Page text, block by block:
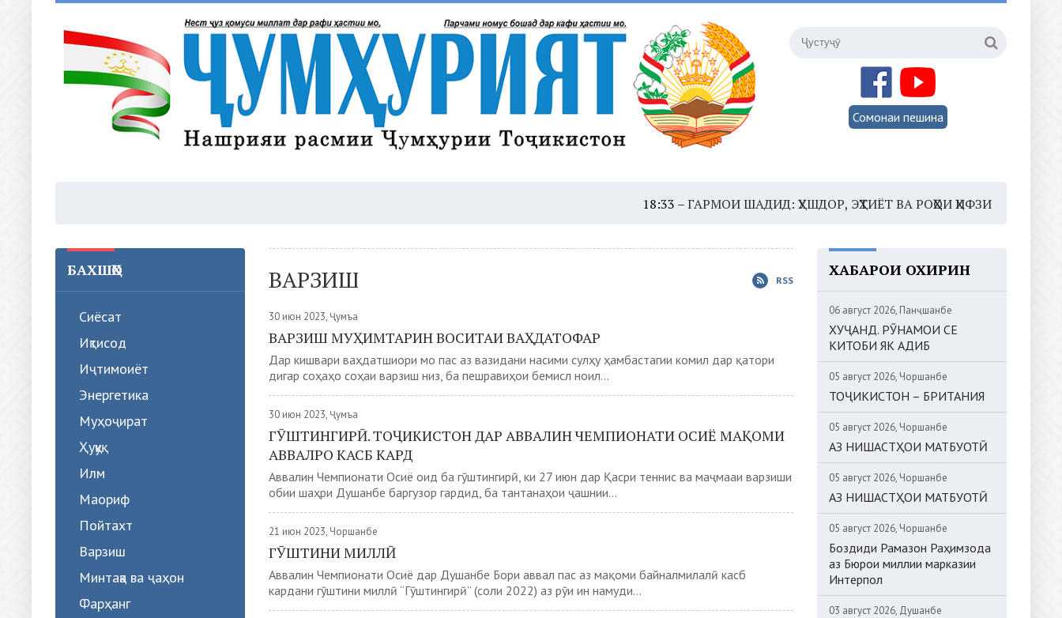
Сомонаи пешина
ГАРМОИ ШАДИД: ҲУШДОР, ЭҲТИЁТ ВА РОҲҲОИ ҲИФЗИ САЛОМАТӢ
БАХШҲО
Сиёсат
Иқтисод
Иҷтимоиёт
Энергетика
Муҳоҷират
Ҳуқуқ
Илм
Маориф
Пойтахт
Варзиш
Минтақа ва ҷаҳон
Фарҳанг
ВАРЗИШ RSS
30 июн 2023, Ҷумъа
ВАРЗИШ МУҲИМТАРИН ВОСИТАИ ВАҲДАТОФАР
Дар кишвари ваҳдатшиори мо пас аз вазидани насими сулҳу ҳамбастагии комил дар қатори
дигар соҳаҳо соҳаи варзиш низ, ба пешравиҳои бемисл ноил...
30 июн 2023, Ҷумъа
ГӮШТИНГИРӢ. ТОҶИКИСТОН ДАР АВВАЛИН ЧЕМПИОНАТИ ОСИЁ МАҚОМИ
АВВАЛРО КАСБ КАРД
Аввалин Чемпионати Осиё оид ба гӯштингирӣ, ки 27 июн дар Қасри теннис ва маҷмааи варзиши
обии шаҳри Душанбе баргузор гардид, ба тантанаҳои ҷашнии...
21 июн 2023, Чоршанбе
ГӮШТИНИ МИЛЛӢ
Аввалин Чемпионати Осиё дар Душанбе Бори аввал пас аз мақоми байналмилалӣ касб
кардани гӯштини миллӣ “Гӯштингирӣ” (соли 2022) аз рӯи ин намуди...
ХАБАРҲОИ ОХИРИН
06 август 2026, Панҷшанбе
ХУҶАНД. РӮНАМОИ СЕ
КИТОБИ ЯК АДИБ
05 август 2026, Чоршанбе
ТОҶИКИСТОН – БРИТАНИЯ
05 август 2026, Чоршанбе
АЗ НИШАСТҲОИ МАТБУОТӢ
05 август 2026, Чоршанбе
АЗ НИШАСТҲОИ МАТБУОТӢ
05 август 2026, Чоршанбе
Боздиди Рамазон Раҳимзода
аз Бюрои миллии марказии
Интерпол
03 август 2026, Душанбе